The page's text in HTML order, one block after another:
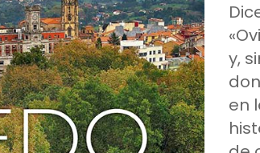
y,
en